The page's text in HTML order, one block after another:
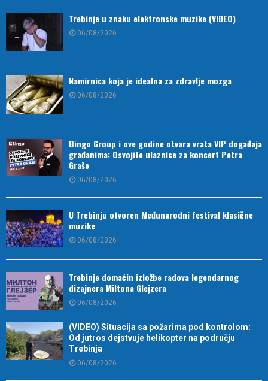
Trebinje u znaku elektronske muzike (VIDEO)
06/08/2026
Namirnica koja je idealna za zdravlje mozga
06/08/2026
Bingo Group i ove godine otvara vrata VIP događaja
građanima: Osvojite ulaznice za koncert Petra
Graše
06/08/2026
U Trebinju otvoren Međunarodni festival klasične
muzike
06/08/2026
Trebinje domaćin izložbe radova legendarnog
dizajnera Miltona Glejzera
06/08/2026
(VIDEO) Situacija sa požarima pod kontrolom:
Od jutros dejstvuje helikopter na području
Trebinja
06/08/2026